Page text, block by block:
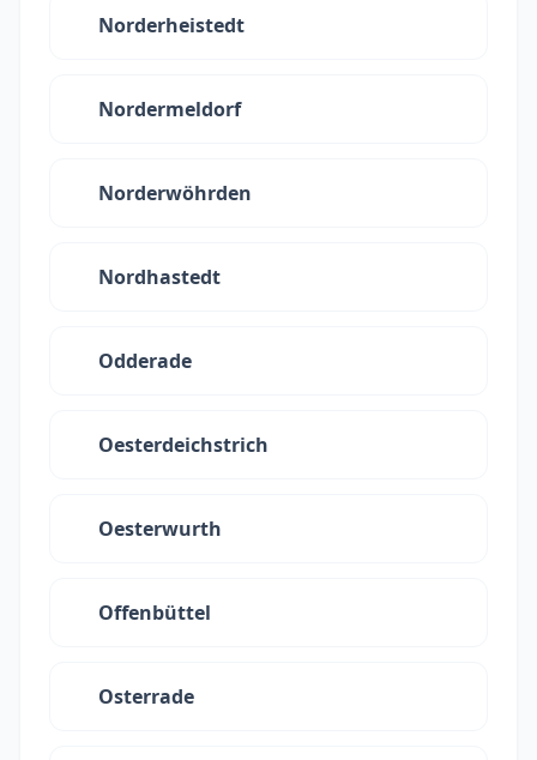
Norderheistedt
Nordermeldorf
Norderwöhrden
Nordhastedt
Odderade
Oesterdeichstrich
Oesterwurth
Offenbüttel
Osterrade